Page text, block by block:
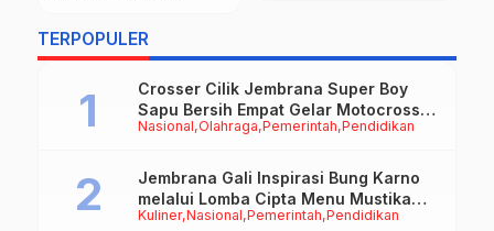
Untuk Keluarga
Korban
TERPOPULER
Nasional Olahraga Pemerintah Pendidikan
Crosser Cilik Jembrana Super Boy
Sapu Bersih Empat Gelar Motocross
50cc
Kuliner Nasional Pemerintah Pendidikan
Jembrana Gali Inspirasi Bung Karno
melalui Lomba Cipta Menu Mustika
Rasa